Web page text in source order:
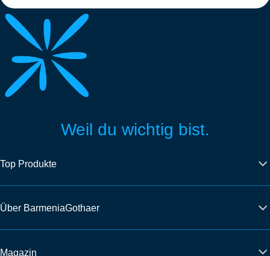
Weil du wichtig bist.
Top Produkte
Über BarmeniaGothaer
Magazin